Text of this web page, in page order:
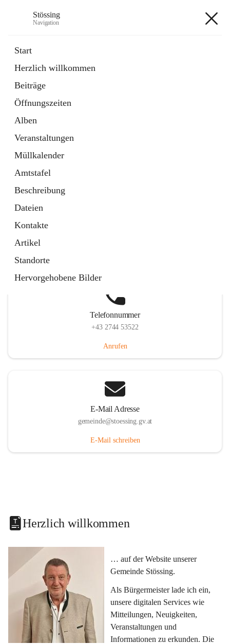
Stössing
Navigation
Start
Herzlich willkommen
Beiträge
Öffnungszeiten
Alben
Veranstaltungen
Müllkalender
Amtstafel
Beschreibung
Dateien
Kontakte
Artikel
Standorte
Hervorgehobene Bilder
Datei
in
Tab
Kindergarten
öffnet
in
neuem
Tab
Telefonnummer
+43 2744 53522
Anrufen
E-Mail Adresse
gemeinde@stoessing.gv.at
E-Mail schreiben
Herzlich willkommen
… auf der Website unserer
Gemeinde Stössing.
Als Bürgermeister lade ich ein,
unsere digitalen Services wie
Mitteilungen, Neuigkeiten,
Veranstaltungen und
Informationen zu erkunden. Die